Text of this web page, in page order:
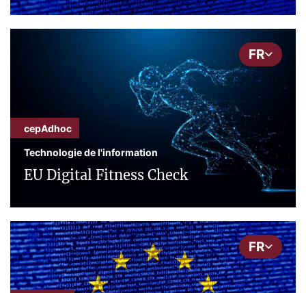
FR
cepAdhoc
Technologie de l'information
EU Digital Fitness Check
FR